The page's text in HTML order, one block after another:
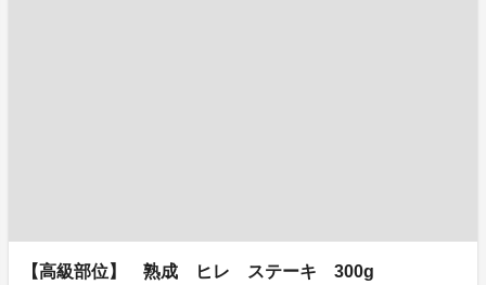
【高級部位】 熟成 ヒレ ステーキ 300g